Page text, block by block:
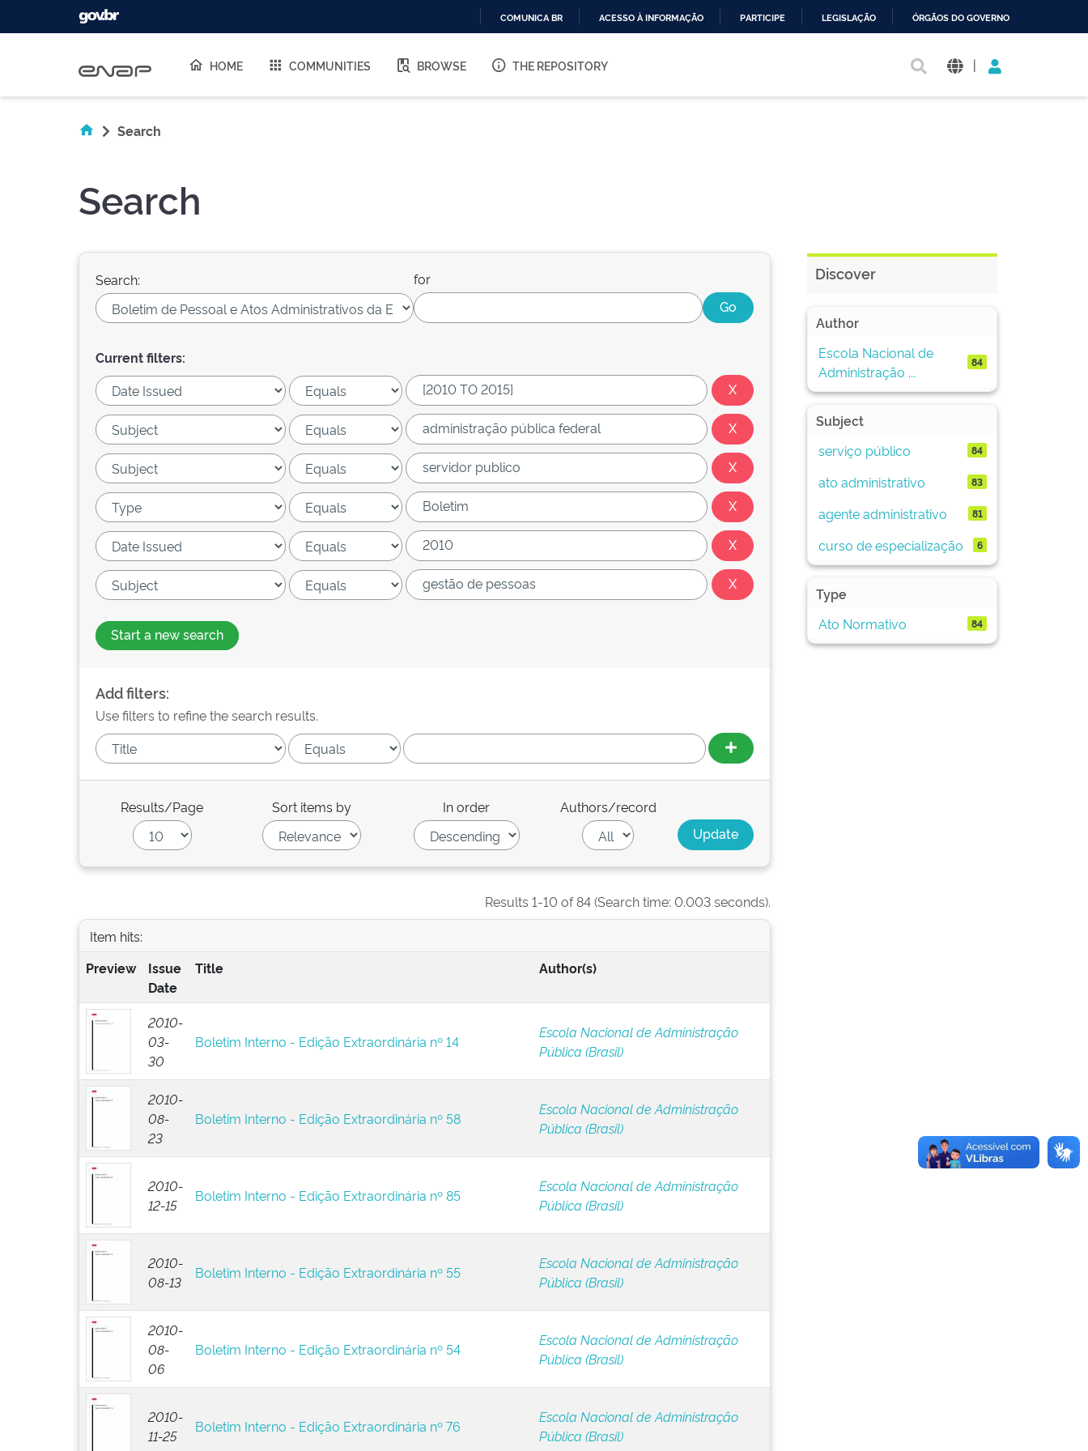
O
COMUNICA BR ACESSO À INFORMAÇÃO PARTICIPE LEGISLAÇÃO ÓRGÃOS DO GOVERNO
HOME COMMUNITIES BROWSE THE REPOSITORY |
Search
Search
Search: for
Current filters:
Start a new search
Add filters:
Use filters to refine the search results.
Results/Page Sort items by In order Authors/record
Results 1-10 of 84 (Search time: 0.003 seconds).
Item hits:
Preview
Issue
Date
Title Author(s)
2010-
03-
30
Boletim Interno - Edição Extraordinária nº 14
Escola Nacional de Administração
Pública (Brasil)
2010-
08-
23
Boletim Interno - Edição Extraordinária nº 58
Escola Nacional de Administração
Pública (Brasil)
2010-
12-15
Boletim Interno - Edição Extraordinária nº 85
Escola Nacional de Administração
Pública (Brasil)
2010-
08-13
Boletim Interno - Edição Extraordinária nº 55
Escola Nacional de Administração
Pública (Brasil)
2010-
08-
06
Boletim Interno - Edição Extraordinária nº 54
Escola Nacional de Administração
Pública (Brasil)
2010-
11-25
Boletim Interno - Edição Extraordinária nº 76
Escola Nacional de Administração
Pública (Brasil)
Discover
Author
Escola Nacional de
Administração ...
84
Subject
serviço público
84
ato administrativo 83
agente administrativo 81
curso de especialização 6
Type
Ato Normativo
84